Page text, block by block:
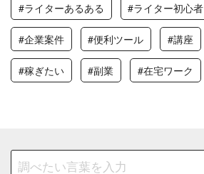
#ライターあるある #ライター初心者
#企業案件 #便利ツール #講座
#稼ぎたい #副業 #在宅ワーク